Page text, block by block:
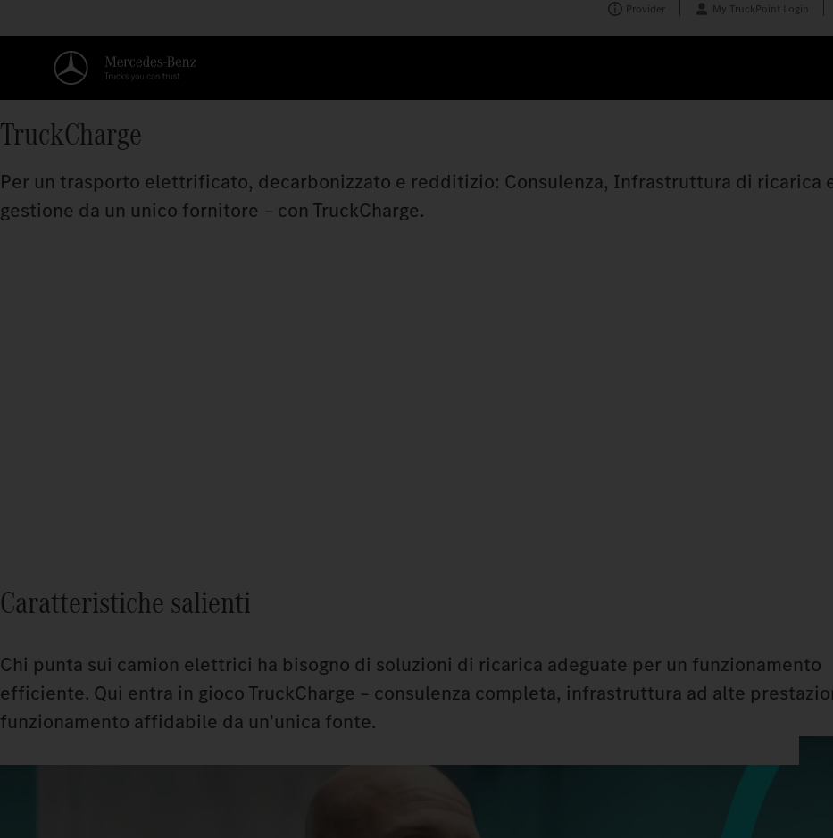
Provider My TruckPoint Login
TruckCharge
Per un trasporto elettrificato, decarbonizzato e redditizio: Consulenza, Infrastruttura di ricarica
gestione da un unico fornitore – con TruckCharge.
Caratteristiche salienti
Chi punta sui camion elettrici ha bisogno di soluzioni di ricarica adeguate per un funzionamento
efficiente. Qui entra in gioco TruckCharge – consulenza completa, infrastruttura ad alte
funzionamento affidabile da un'unica fonte.